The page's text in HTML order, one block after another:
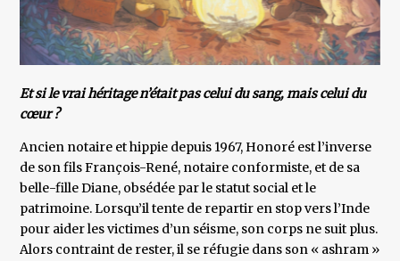
Et si le vrai héritage n’était pas celui du sang, mais celui du
cœur ?
Ancien notaire et hippie depuis 1967, Honoré est l’inverse
de son fils François-René, notaire conformiste, et de sa
belle-fille Diane, obsédée par le statut social et le
patrimoine. Lorsqu’il tente de repartir en stop vers l’Inde
pour aider les victimes d’un séisme, son corps ne suit plus.
Alors contraint de rester, il se réfugie dans son « ashram »